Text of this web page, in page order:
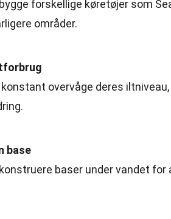
forskellige køretøjer som
områder.
overvåge deres
base
baser under vandet